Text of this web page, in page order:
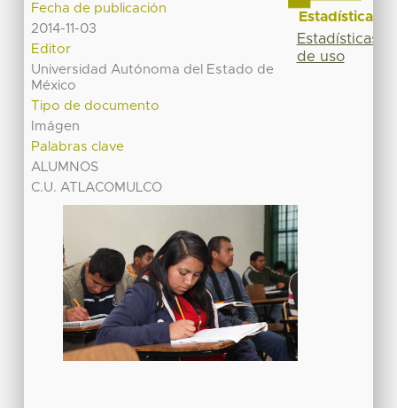
Fecha de publicación
2014-11-03
Editor
Universidad Autónoma del Estado de
México
Tipo de documento
Imágen
Palabras clave
ALUMNOS
C.U. ATLACOMULCO
Estadísticas
Estadísticas
de uso